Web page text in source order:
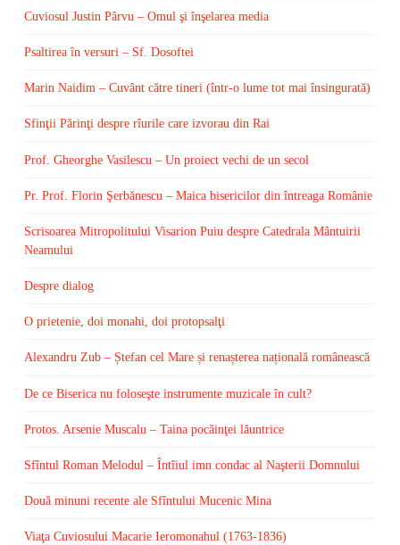
Cuviosul Justin Pârvu – Omul şi înşelarea media
Psaltirea în versuri – Sf. Dosoftei
Marin Naidim – Cuvânt către tineri (într-o lume tot mai însingurată)
Sfinţii Părinţi despre rîurile care izvorau din Rai
Prof. Gheorghe Vasilescu – Un proiect vechi de un secol
Pr. Prof. Florin Şerbănescu – Maica bisericilor din întreaga Românie
Scrisoarea Mitropolitului Visarion Puiu despre Catedrala Mântuirii
Neamului
Despre dialog
O prietenie, doi monahi, doi protopsalţi
Alexandru Zub – Ștefan cel Mare și renașterea națională românească
De ce Biserica nu foloseşte instrumente muzicale în cult?
Protos. Arsenie Muscalu – Taina pocăinţei lăuntrice
Sfîntul Roman Melodul – Întîiul imn condac al Naşterii Domnului
Două minuni recente ale Sfîntului Mucenic Mina
Viaţa Cuviosului Macarie Ieromonahul (1763-1836)